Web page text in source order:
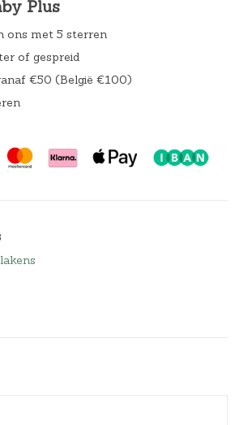
s
a
s
:
€
4
9
9
.
Plus
ons met 5 sterren
of gespreid
€50 (België €100)